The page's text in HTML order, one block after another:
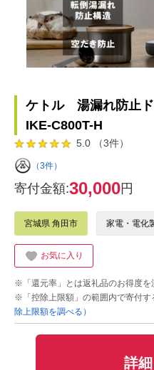
ケトル 湯漏れ防止
IKE-C800T-H
5.0 （3件）
（3件）
寄付金額:30,000円
宮城県 角田市 家電・電化
お気に入り
※「還元率」とは返礼品のお得度を
※「控除上限額」の範囲内で寄付す
除上限額を調べる）
詳